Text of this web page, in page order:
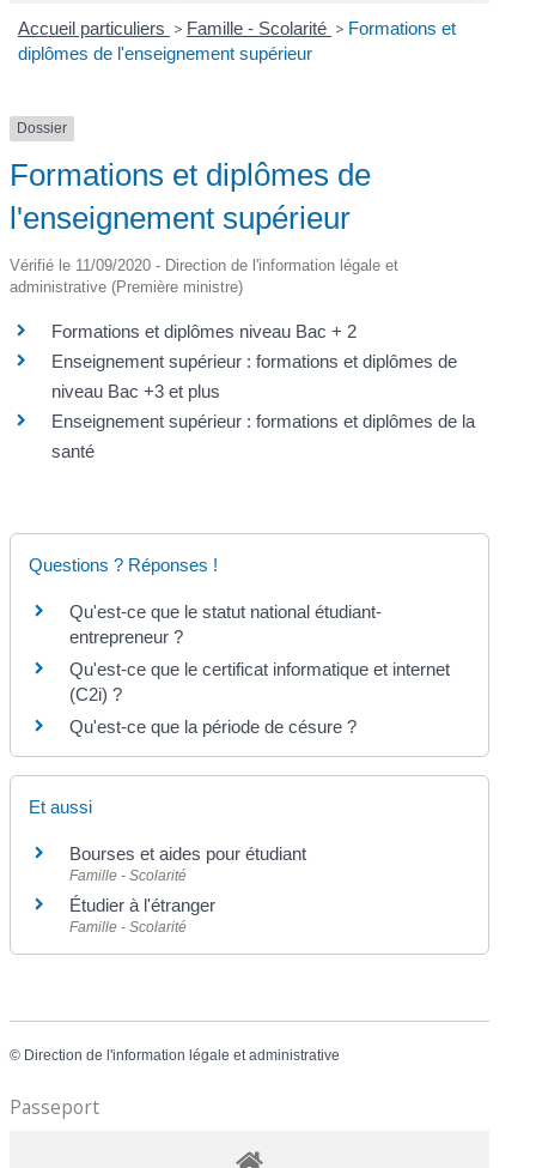
Accueil particuliers > Famille - Scolarité > Formations et
diplômes de l'enseignement supérieur
Dossier
Formations et diplômes de
l'enseignement supérieur
Vérifié le 11/09/2020 - Direction de l'information légale et
administrative (Première ministre)
Formations et diplômes niveau Bac + 2
Enseignement supérieur : formations et diplômes de
niveau Bac +3 et plus
Enseignement supérieur : formations et diplômes de la
santé
Questions ? Réponses !
Qu'est-ce que le statut national étudiant-
entrepreneur ?
Qu'est-ce que le certificat informatique et internet
(C2i) ?
Qu'est-ce que la période de césure ?
Et aussi
Bourses et aides pour étudiant
Famille - Scolarité
Étudier à l'étranger
Famille - Scolarité
© Direction de l'information légale et administrative
Passeport